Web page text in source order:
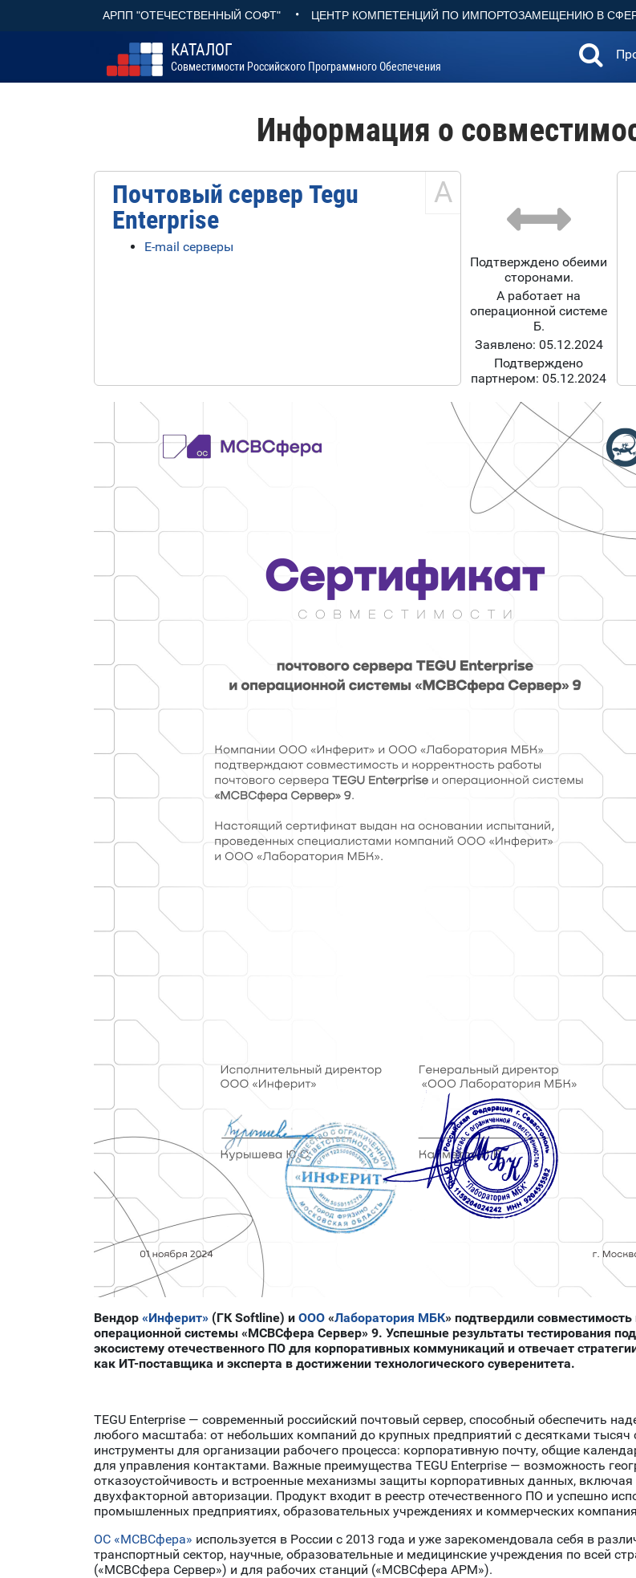
АРПП "ОТЕЧЕСТВЕННЫЙ СОФТ" • ЦЕНТР КОМПЕТЕНЦИЙ ПО ИМПОРТОЗАМЕЩЕНИЮ В
КАТАЛОГ
Совместимости Российского Программного Обеспечения
Информация о
А
Почтовый сервер Tegu
Enterprise
E-mail серверы
Подтверждено обеими
сторонами.
А работает на
операционной системе
Б.
Заявлено: 05.12.2024
Подтверждено
партнером: 05.12.2024
Вендор «Инферит» (ГК Softline) и ООО «Лаборатория МБК» подтвердили совместимость
операционной системы «МСВСфера Сервер» 9. Успешные результаты тестирования
экосистему отечественного ПО для корпоративных коммуникаций и отвечает
как ИТ-поставщика и эксперта в достижении технологического суверенитета.
TEGU Enterprise — современный российский почтовый сервер, способный обеспечить
любого масштаба: от небольших компаний до крупных предприятий с десятками
инструменты для организации рабочего процесса: корпоративную почту, общие
для управления контактами. Важные преимущества TEGU Enterprise — возможность
отказоустойчивость и встроенные механизмы защиты корпоративных данных,
двухфакторной авторизации. Продукт входит в реестр отечественного ПО и успешно
промышленных предприятиях, образовательных учреждениях и коммерческих
ОС «МСВСфера» используется в России с 2013 года и уже зарекомендовала себя в
транспортный сектор, научные, образовательные и медицинские учреждения по всей
(«МСВСфера Сервер») и для рабочих станций («МСВСфера АРМ»).